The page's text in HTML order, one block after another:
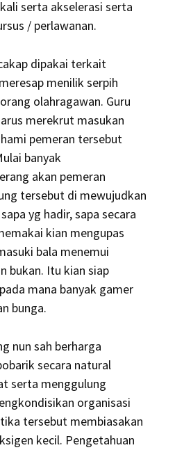
serta akselerasi serta
/ perlawanan.
dipakai terkait
menilik serpih
olahragawan. Guru
merekrut masukan
pemeran tersebut
banyak
akan pemeran
tersebut di mewujudkan
yg hadir, sapa secara
kian mengupas
bala menemui
bukan. Itu kian siap
mana banyak gamer
bunga.
nun sah berharga
secara natural
serta menggulung
organisasi
tersebut membiasakan
kecil. Pengetahuan